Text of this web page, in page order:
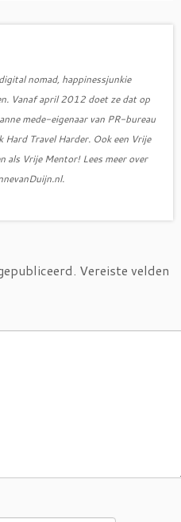
nomad, happinessjunkie
Vanaf april 2012 doet ze dat op
mede-eigenaar van PR-bureau
Travel Harder. Ook een Vrije
als Vrije Mentor! Lees meer over
Vereiste velden